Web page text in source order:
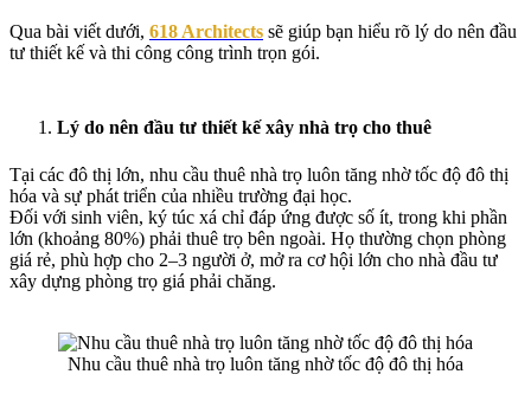
Qua bài viết dưới, 618 Architects sẽ giúp bạn hiểu rõ lý do nên đầu
tư thiết kế và thi công công trình trọn gói.
Lý do nên đầu tư thiết kế xây nhà trọ cho thuê
Tại các đô thị lớn, nhu cầu thuê nhà trọ luôn tăng nhờ tốc độ đô thị
hóa và sự phát triển của nhiều trường đại học.
Đối với sinh viên, ký túc xá chỉ đáp ứng được số ít, trong khi phần
lớn (khoảng 80%) phải thuê trọ bên ngoài. Họ thường chọn phòng
giá rẻ, phù hợp cho 2–3 người ở, mở ra cơ hội lớn cho nhà đầu tư
xây dựng phòng trọ giá phải chăng.
Nhu cầu thuê nhà trọ luôn tăng nhờ tốc độ đô thị hóa